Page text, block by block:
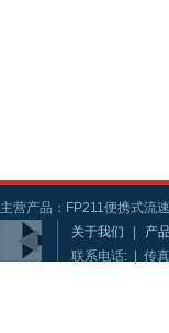
主营产品：FP211便携式流
关于我们
产
联系电话: | 传